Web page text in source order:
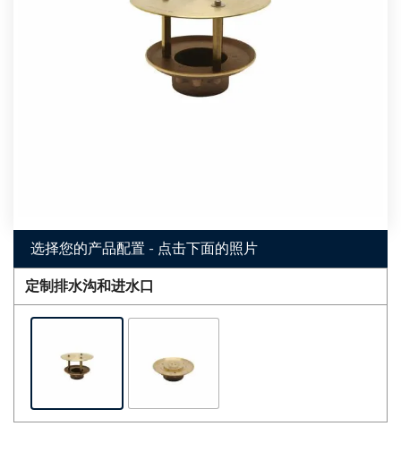
选择您的产品配置 - 点击下面的照片
定制排水沟和进水口